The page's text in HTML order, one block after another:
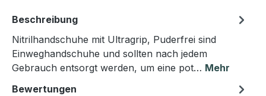
Beschreibung
Nitrilhandschuhe mit Ultragrip, Puderfrei sind
Einweghandschuhe und sollten nach jedem
Gebrauch entsorgt werden, um eine pot… Mehr
Bewertungen